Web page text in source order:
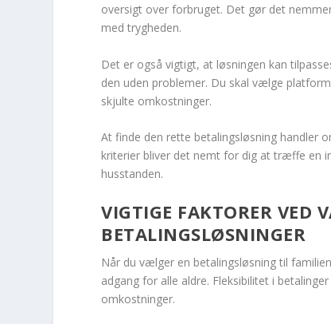
oversigt over forbruget. Det gør det
med trygheden.
Det er også vigtigt, at løsningen kan
den uden problemer. Du skal vælge
skjulte omkostninger.
At finde den rette betalingsløsning handler
kriterier bliver det nemt for dig at træffe en
husstanden.
VIGTIGE FAKTORER VED
BETALINGSLØSNINGER
Når du vælger en betalingsløsning til
adgang for alle aldre. Fleksibilitet i
omkostninger.